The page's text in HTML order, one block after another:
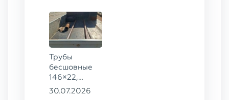
Трубы
бесшовные
146×22,
68×12 ГОСТ
30.07.2026